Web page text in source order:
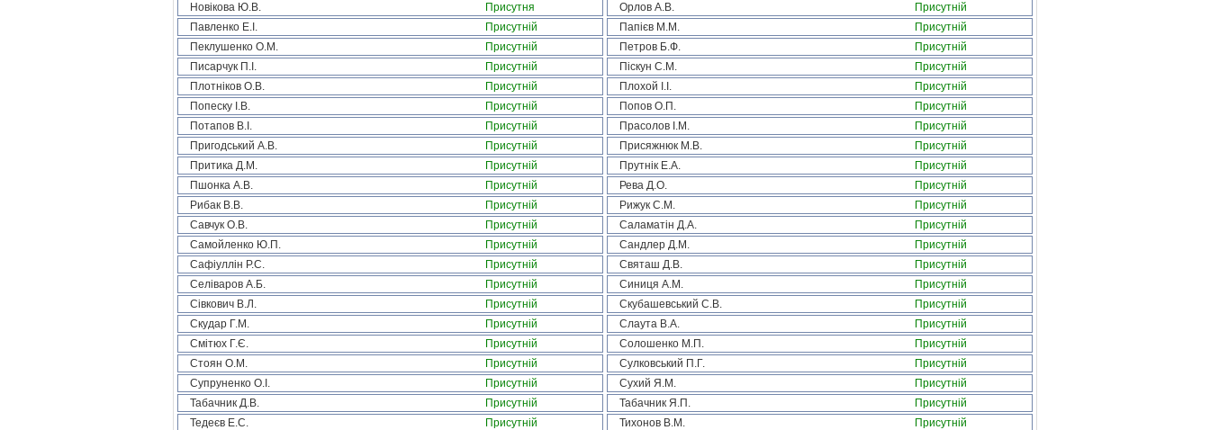
Новікова Ю.В.
Присутня Орлов А.В.
Присутній
Павленко Е.І.
Присутній Папієв М.М.
Присутній
Пеклушенко О.М.
Присутній Петров Б.Ф.
Присутній
Писарчук П.І.
Присутній Піскун С.М.
Присутній
Плотніков О.В.
Присутній Плохой І.І.
Присутній
Попеску І.В.
Присутній Попов О.П.
Присутній
Потапов В.І.
Присутній Прасолов І.М.
Присутній
Пригодський А.В.
Присутній Присяжнюк М.В.
Присутній
Притика Д.М.
Присутній Прутнік Е.А.
Присутній
Пшонка А.В.
Присутній Рева Д.О.
Присутній
Рибак В.В.
Присутній Рижук С.М.
Присутній
Савчук О.В.
Присутній Саламатін Д.А.
Присутній
Самойленко Ю.П.
Присутній Сандлер Д.М.
Присутній
Сафіуллін Р.С.
Присутній Святаш Д.В.
Присутній
Селіваров А.Б.
Присутній Синиця А.М.
Присутній
Сівкович В.Л.
Присутній Скубашевський С.В.
Присутній
Скудар Г.М.
Присутній Слаута В.А.
Присутній
Смітюх Г.Є.
Присутній Солошенко М.П.
Присутній
Стоян О.М.
Присутній Сулковський П.Г.
Присутній
Супруненко О.І.
Присутній Сухий Я.М.
Присутній
Табачник Д.В.
Присутній Табачник Я.П.
Присутній
Тедеєв Е.С.
Присутній Тихонов В.М.
Присутній